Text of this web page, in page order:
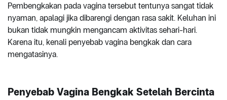
Pembengkakan pada vagina tersebut tentunya sangat tidak
nyaman, apalagi jika dibarengi dengan rasa sakit. Keluhan ini
bukan tidak mungkin mengancam aktivitas sehari-hari.
Karena itu, kenali penyebab vagina bengkak dan cara
mengatasinya.
Penyebab Vagina Bengkak Setelah Bercinta